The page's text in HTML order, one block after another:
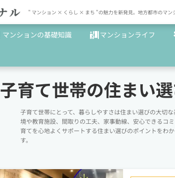
" マンション × くらし × まち "の魅力を新発見。地方都市のマン
マンションの基礎知識 マンションライフ
子育て世帯の住まい
子育て世帯にとって、暮らしやすさは住まい選びの大切
境や教育施設、間取りの工夫、家事動線、安心できるコ
育てを心地よくサポートする住まい選びのポイントをわ
す。